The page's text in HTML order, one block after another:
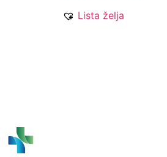
Lista želja